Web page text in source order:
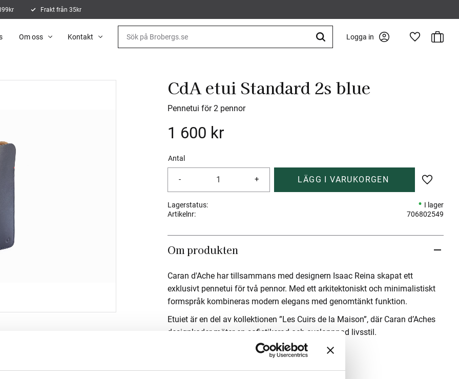
Frakt från 35kr
Logga in Favoriter
Om oss Kontakt
CdA etui Standard 2s blue
Pennetui för 2 pennor
1 600 kr
Antal
+
-
Lägg till
Lagerstatus
I lager
Artikelnr
706802549
Om produkten
Caran d'Ache har tillsammans med designern Isaac Reina skapat ett
exklusivt pennetui för två pennor. Med ett arkitektoniskt och minimalistiskt
formspråk kombineras modern elegans med genomtänkt funktion.
Etuiet är en del av kollektionen ”Les Cuirs de la Maison”, där Caran d’Aches
designkoder möter en sofistikerad och avslappnad livsstil.
Blått etui som rymmer 2 pennor.